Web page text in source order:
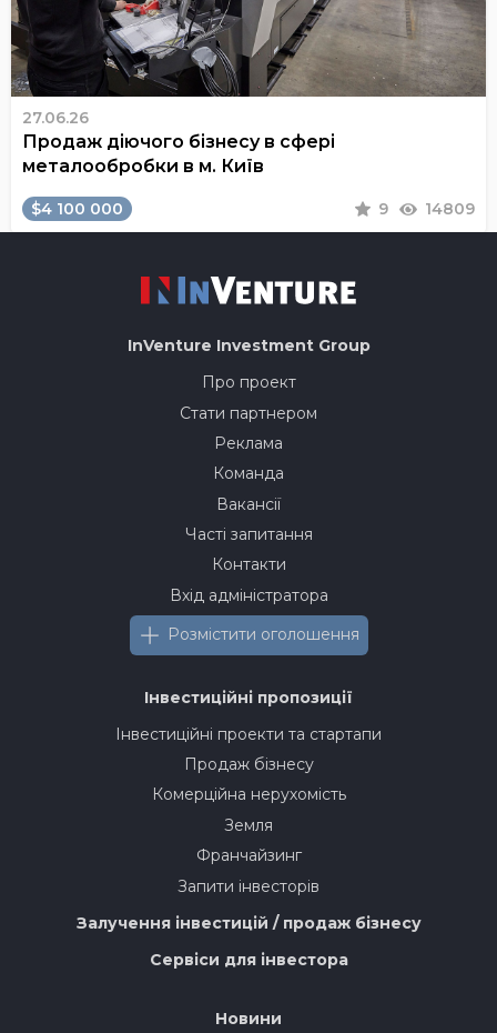
27.06.26
Продаж діючого бізнесу в сфері
металообробки в м. Київ
$4 100 000 9 14809
InVenture Investment Group
Про проект
Стати партнером
Реклама
Команда
Вакансії
Часті запитання
Контакти
Вхід адміністратора
Розмістити оголошення
Інвестиційні пропозиції
Інвестиційні проекти та стартапи
Продаж бізнесу
Комерційна нерухомість
Земля
Франчайзинг
Запити інвесторів
Залучення інвестицій / продаж бізнесу
Сервіси для інвестора
Новини